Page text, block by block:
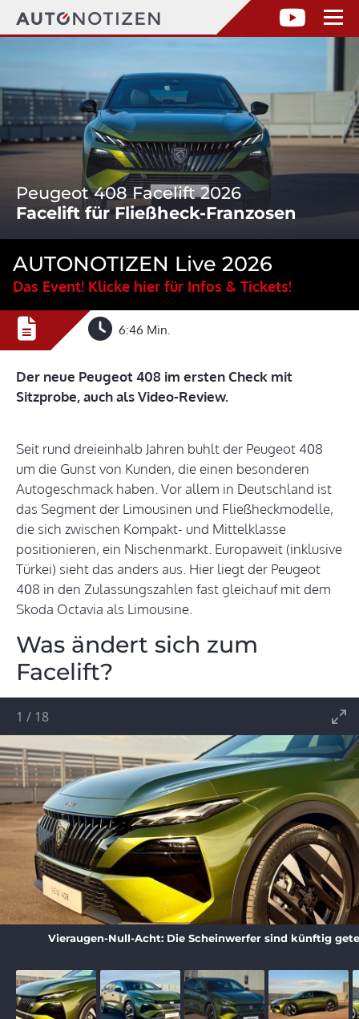
Peugeot 408 Facelift 2026
Facelift für Fließheck-Franzosen
AUTONOTIZEN Live 2026
Das Event! Klicke hier für Infos & Tickets!
6:46 Min.
Der neue Peugeot 408 im ersten Check mit
Sitzprobe, auch als Video-Review.
Seit rund dreieinhalb Jahren buhlt der Peugeot 408
um die Gunst von Kunden, die einen besonderen
Autogeschmack haben. Vor allem in Deutschland ist
das Segment der Limousinen und Fließheckmodelle,
die sich zwischen Kompakt- und Mittelklasse
positionieren, ein Nischenmarkt. Europaweit (inklusive
Türkei) sieht das anders aus. Hier liegt der Peugeot
408 in den Zulassungszahlen fast gleichauf mit dem
Skoda Octavia als Limousine.
Was ändert sich zum
Facelift?
Vieraugen-Null-Acht: Die Scheinwerfer sind künftig
1 / 18